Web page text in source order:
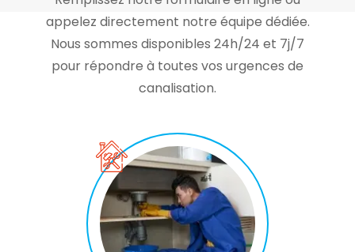
appelez directement notre équipe dédiée.
Nous sommes disponibles 24h/24 et 7j/7
pour répondre à toutes vos urgences de
canalisation.